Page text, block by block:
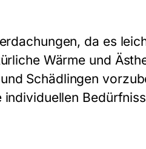
da es
Wärme und
Schädlingen